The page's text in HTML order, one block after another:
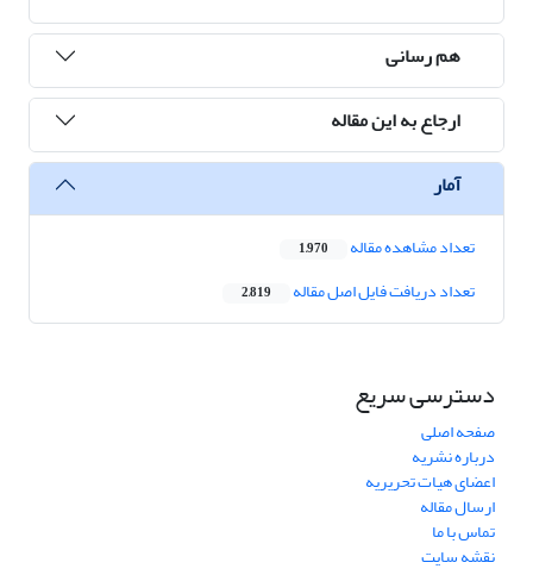
هم رسانی
ارجاع به این مقاله
آمار
تعداد مشاهده مقاله 1,970
تعداد دریافت فایل اصل مقاله 2,819
دسترسی سریع
صفحه اصلی
درباره نشریه
اعضای هیات تحریریه
ارسال مقاله
تماس با ما
نقشه سایت